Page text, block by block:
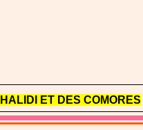
ET DES COMORES